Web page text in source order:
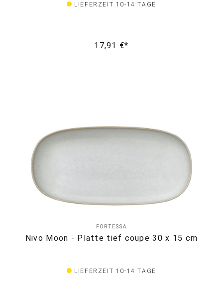
LIEFERZEIT 10-14 TAGE
17,91 €*
FORTESSA
Nivo Moon - Platte tief coupe 30 x 15 cm
LIEFERZEIT 10-14 TAGE